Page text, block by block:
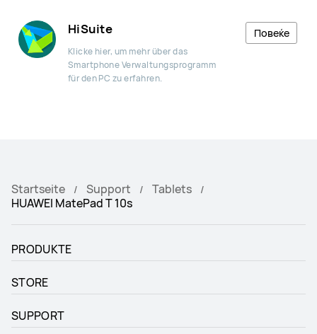
HiSuite
Klicke hier, um mehr über das
Smartphone Verwaltungsprogramm
für den PC zu erfahren.
Повеќе
Startseite Support
Tablets
HUAWEI MatePad T 10s
PRODUKTE
STORE
SUPPORT